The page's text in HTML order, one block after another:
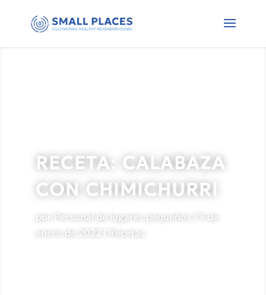
RECETA: CALABAZA
CON CHIMICHURRI
por Personal de lugares pequeños
9 de
enero de 2022
Recetas